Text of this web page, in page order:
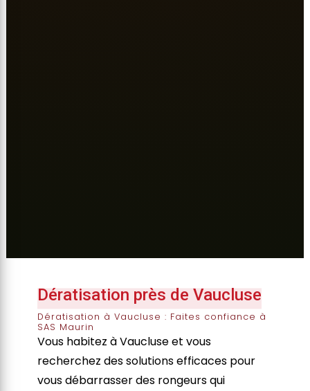
Dératisation près de Vaucluse
Dératisation à Vaucluse : Faites confiance à
SAS Maurin
Vous habitez à Vaucluse et vous
recherchez des solutions efficaces pour
vous débarrasser des rongeurs qui